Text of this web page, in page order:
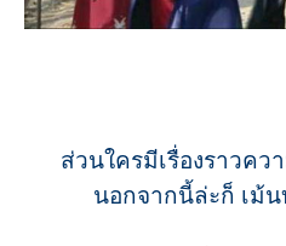
ส่วนใครมีเรื่องราวค
นอกจากนี้ล่ะก็ เม้